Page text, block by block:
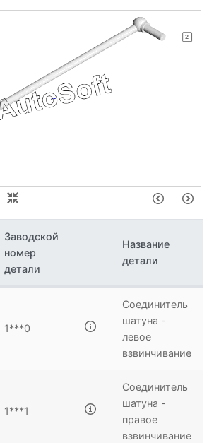
2
Заводской
номер
детали
Название
детали
1***0
Соединитель
шатуна -
левое
взвинчивание
1***1
Соединитель
шатуна -
правое
взвинчивание